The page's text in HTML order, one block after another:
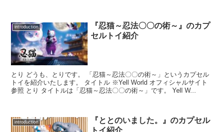
introduction
『忍猫～忍法〇〇の術～』のカプ
セルトイ紹介
とり どうも、とりです。 「忍猫～忍法〇〇の術～」というカプセル
トイを紹介いたします。 タイトル ※Yell World オフィシャルサイト
参照 とり タイトルは「忍猫～忍法〇〇の術～」です。 Yell W...
introduction
『ととのいました。』のカプセル